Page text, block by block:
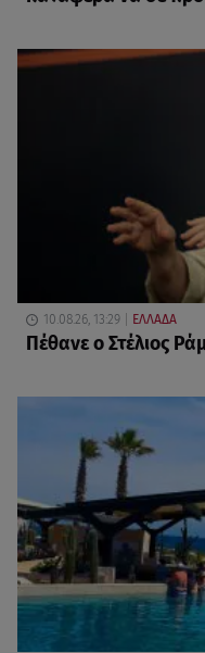
10.08.26, 13:29 ΕΛΛΑΔΑ
Πέθανε ο Στέλιος